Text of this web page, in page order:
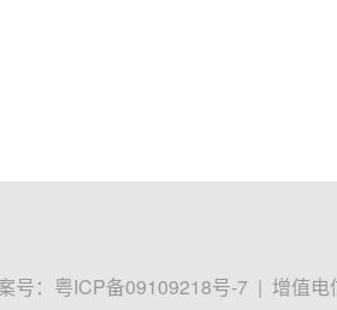
号： 粤ICP备09109218号-7 | 增值电